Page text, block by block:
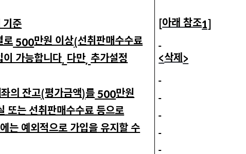
기준
로500만원 이상(선취판매수수료
이 가능합니다.다만,추가설정
의 잔고(평가금액)를500만원
또는 선취판매수수료 등으로
는 예외적으로 가입을 유지할 수
[아래 참조1]
<삭제 >